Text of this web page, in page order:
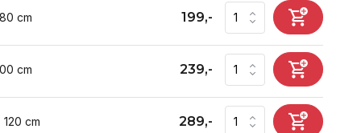
cm 199,-
cm 239,-
cm 289,-